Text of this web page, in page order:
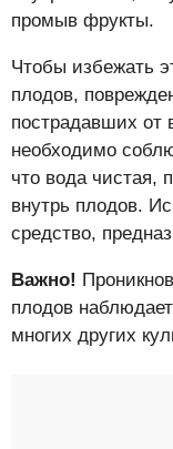
промыв фрукты.
Чтобы избежать
плодов,
пострадавших от
необходимо
что вода чистая,
внутрь плодов.
средство,
Важно!
плодов
многих других